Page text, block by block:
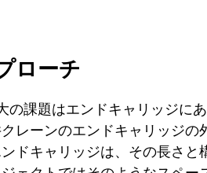
ローチ
課題はエンドキャリッジに
レーンのエンドキャリッジの
ドキャリッジは、その長さと